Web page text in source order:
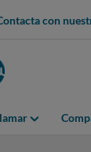
con